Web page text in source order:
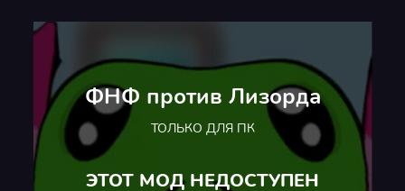
ФНФ против Лизорда
ТОЛЬКО ДЛЯ ПК
ЭТОТ МОД НЕДОСТУПЕН